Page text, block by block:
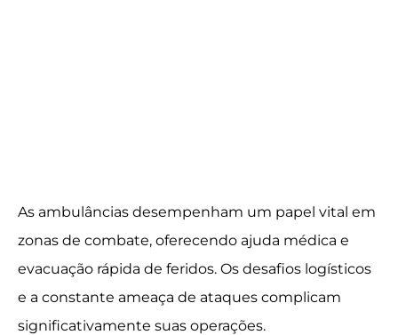
As ambulâncias desempenham um papel vital em
zonas de combate, oferecendo ajuda médica e
evacuação rápida de feridos. Os desafios logísticos
e a constante ameaça de ataques complicam
significativamente suas operações.